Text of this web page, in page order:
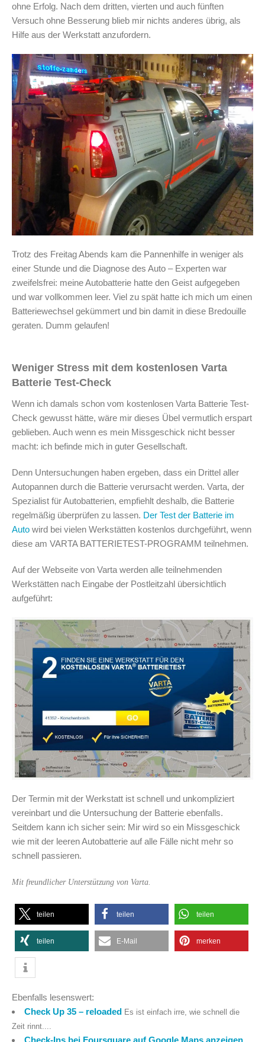
ohne Erfolg. Nach dem dritten, vierten und auch fünften
Versuch ohne Besserung blieb mir nichts anderes übrig, als
Hilfe aus der Werkstatt anzufordern.
Trotz des Freitag Abends kam die Pannenhilfe in weniger als
einer Stunde und die Diagnose des Auto – Experten war
zweifelsfrei: meine Autobatterie hatte den Geist aufgegeben
und war vollkommen leer. Viel zu spät hatte ich mich um einen
Batteriewechsel gekümmert und bin damit in diese Bredouille
geraten. Dumm gelaufen!
Weniger Stress mit dem kostenlosen Varta
Batterie Test-Check
Wenn ich damals schon vom kostenlosen Varta Batterie Test-
Check gewusst hätte, wäre mir dieses Übel vermutlich erspart
geblieben. Auch wenn es mein Missgeschick nicht besser
macht: ich befinde mich in guter Gesellschaft.
Denn Untersuchungen haben ergeben, dass ein Drittel aller
Autopannen durch die Batterie verursacht werden. Varta, der
Spezialist für Autobatterien, empfiehlt deshalb, die Batterie
regelmäßig überprüfen zu lassen. Der Test der Batterie im
Auto wird bei vielen Werkstätten kostenlos durchgeführt, wenn
diese am VARTA BATTERIETEST-PROGRAMM teilnehmen.
Auf der Webseite von Varta werden alle teilnehmenden
Werkstätten nach Eingabe der Postleitzahl übersichtlich
aufgeführt:
Der Termin mit der Werkstatt ist schnell und unkompliziert
vereinbart und die Untersuchung der Batterie ebenfalls.
Seitdem kann ich sicher sein: Mir wird so ein Missgeschick
wie mit der leeren Autobatterie auf alle Fälle nicht mehr so
schnell passieren.
Mit freundlicher Unterstützung von Varta.
teilen teilen teilen
teilen E-Mail merken
Ebenfalls lesenswert:
Check Up 35 – reloaded Es ist einfach irre, wie schnell die
Zeit rinnt....
Check-Ins bei Foursquare auf Google Maps anzeigen